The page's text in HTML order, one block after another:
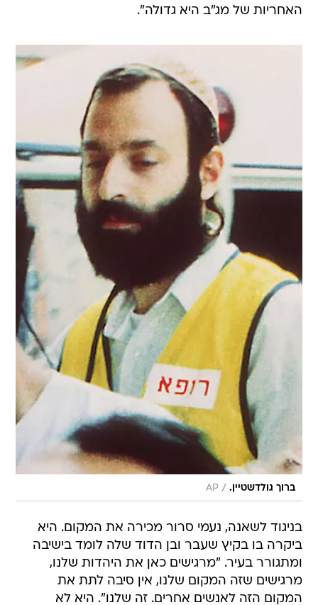
האחריות של מג"ב היא גדולה".
ברוך גולדשטיין. /
AP
בניגוד לשאנה, נעמי סרור מכירה את המקום. היא
ביקרה בו בקיץ שעבר ובן הדוד שלה לומד בישיבה
ומתגורר בעיר. "מרגישים כאן את היהדות שלנו,
מרגישים שזה המקום שלנו, אין סיבה לתת את
המקום הזה לאנשים אחרים. זה שלנו". היא לא